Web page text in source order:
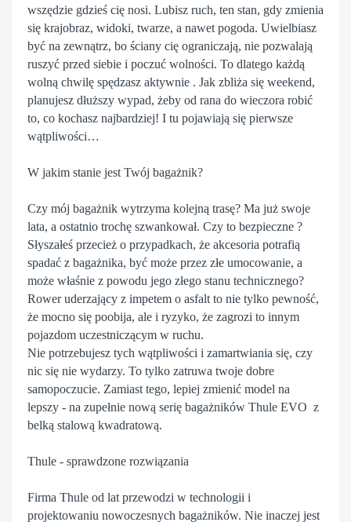
wszędzie gdzieś cię nosi. Lubisz ruch, ten stan, gdy zmienia
się krajobraz, widoki, twarze, a nawet pogoda. Uwielbiasz
być na zewnątrz, bo ściany cię ograniczają, nie pozwalają
ruszyć przed siebie i poczuć wolności. To dlatego każdą
wolną chwilę spędzasz aktywnie . Jak zbliża się weekend,
planujesz dłuższy wypad, żeby od rana do wieczora robić
to, co kochasz najbardziej! I tu pojawiają się pierwsze
wątpliwości…
W jakim stanie jest Twój bagażnik?
Czy mój bagażnik wytrzyma kolejną trasę? Ma już swoje
lata, a ostatnio trochę szwankował. Czy to bezpieczne ?
Słyszałeś przecież o przypadkach, że akcesoria potrafią
spadać z bagażnika, być może przez złe umocowanie, a
może właśnie z powodu jego złego stanu technicznego?
Rower uderzający z impetem o asfalt to nie tylko pewność,
że mocno się poobija, ale i ryzyko, że zagrozi to innym
pojazdom uczestniczącym w ruchu.
Nie potrzebujesz tych wątpliwości i zamartwiania się, czy
nic się nie wydarzy. To tylko zatruwa twoje dobre
samopoczucie. Zamiast tego, lepiej zmienić model na
lepszy - na zupełnie nową serię bagażników Thule EVO z
belką stalową kwadratową.
Thule - sprawdzone rozwiązania
Firma Thule od lat przewodzi w technologii i
projektowaniu nowoczesnych bagażników. Nie inaczej jest